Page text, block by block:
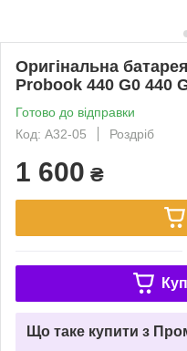
Оригінальна
Probook 440 G0 440
Готово до відправки
Код: A32-05
Роздріб
1 600 ₴
Що таке купити з